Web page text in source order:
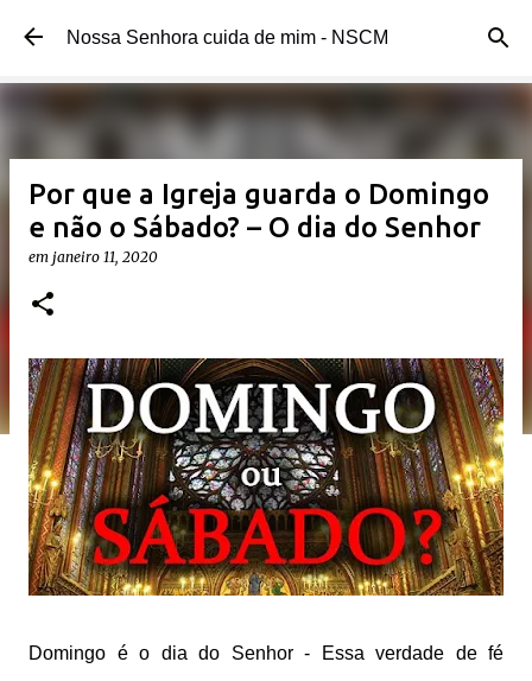
Pular para o conteúdo principal
Nossa Senhora cuida de mim - NSCM
Por que a Igreja guarda o Domingo
e não o Sábado? – O dia do Senhor
em janeiro 11, 2020
Domingo é o dia do Senhor - Essa verdade de fé